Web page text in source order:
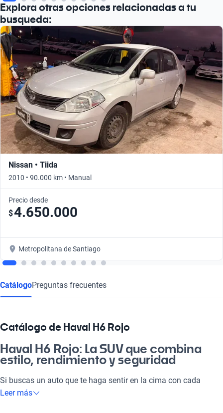
Explora otras opciones relacionadas a tu
busqueda:
Nissan • Tiida
2010 • 90.000 km • Manual
Precio desde
$4.650.000
Metropolitana de Santiago
CatálogoPreguntas frecuentes
Catálogo de Haval H6 Rojo
Haval H6 Rojo: La SUV que combina
estilo, rendimiento y seguridad
Si buscas un auto que te haga sentir en la cima con cada
paseo, el Haval H6 Rojo es la elección perfecta. Con su diseño
Leer más